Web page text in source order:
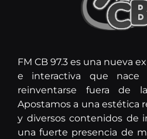
FM CB 97.3 es una nueva
e interactiva que
reinventarse fuera de
Apostamos a una estética
y diversos contenidos de
una fuerte presencia de